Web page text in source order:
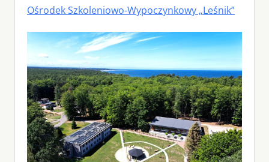
Ośrodek Szkoleniowo-Wypoczynkowy „Leśnik”